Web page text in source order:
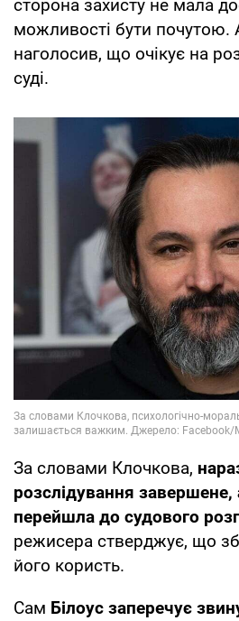
сторона захисту не мала
можливості бути почутою.
наголосив, що очікує на
суді.
За словами Клочкова,
розслідування завершене,
перейшла до судового
режисера стверджує, що
його користь.
Сам Білоус заперечує